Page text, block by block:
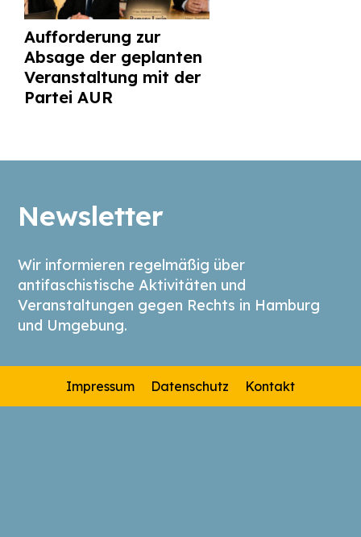
Aufforderung zur
Absage der geplanten
Veranstaltung mit der
Partei AUR
Newsletter
Wir informieren regelmäßig über
antifaschistische Aktivitäten und
Veranstaltungen gegen Rechts in Hamburg
und Umgebung.
Impressum Datenschutz Kontakt